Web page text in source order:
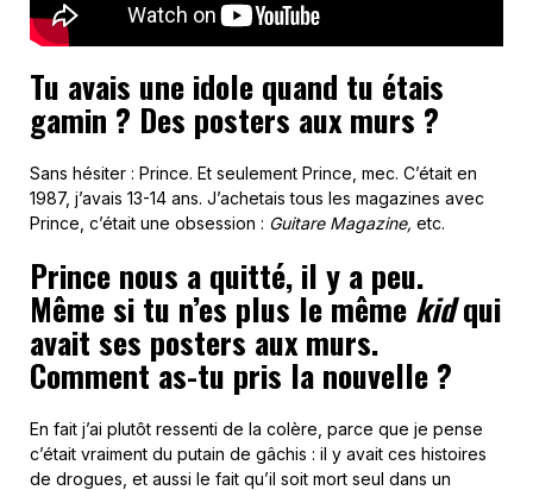
Tu avais une idole quand tu étais
gamin ? Des posters aux murs ?
Sans hésiter : Prince. Et seulement Prince, mec. C’était en
1987, j’avais 13-14 ans. J’achetais tous les magazines avec
Prince, c’était une obsession : Guitare Magazine, etc.
Prince nous a quitté, il y a peu.
Même si tu n’es plus le même kidqui
avait ses posters aux murs.
Comment as-tu pris la nouvelle ?
En fait j’ai plutôt ressenti de la colère, parce que je pense
c’était vraiment du putain de gâchis : il y avait ces histoires
de drogues, et aussi le fait qu’il soit mort seul dans un